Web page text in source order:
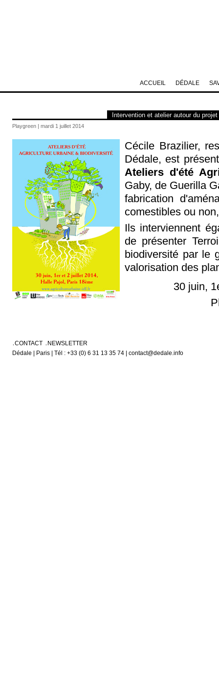
Intervention et atelier autour du
Playgreen | mardi 1 juillet 2014
Cécile Brazilier,
Dédale, est
Ateliers d'été
Gaby, de Guerilla
fabrication
comestibles ou
Ils interviennent
de présenter
biodiversité par le
valorisation des
30 juin,
DÉDALE
ACCUEIL
CONTACT
NEWSLETTER
Dédale | Paris | Tél : +33 (0) 6 31 13 35 74 | contact@dedale.info